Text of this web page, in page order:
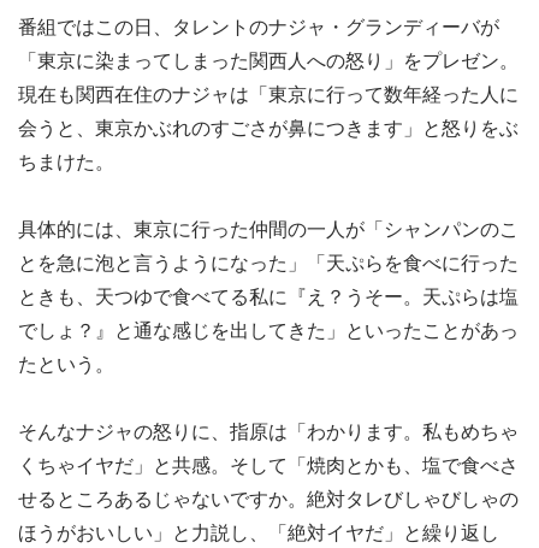
番組ではこの日、タレントのナジャ・グランディーバが
「東京に染まってしまった関西人への怒り」をプレゼン。
現在も関西在住のナジャは「東京に行って数年経った人に
会うと、東京かぶれのすごさが鼻につきます」と怒りをぶ
ちまけた。
具体的には、東京に行った仲間の一人が「シャンパンのこ
とを急に泡と言うようになった」「天ぷらを食べに行った
ときも、天つゆで食べてる私に『え？うそー。天ぷらは塩
でしょ？』と通な感じを出してきた」といったことがあっ
たという。
そんなナジャの怒りに、指原は「わかります。私もめちゃ
くちゃイヤだ」と共感。そして「焼肉とかも、塩で食べさ
せるところあるじゃないですか。絶対タレびしゃびしゃの
ほうがおいしい」と力説し、「絶対イヤだ」と繰り返し